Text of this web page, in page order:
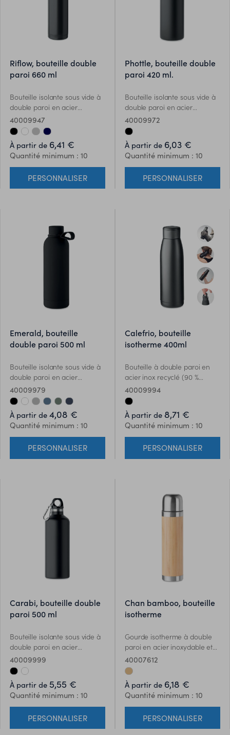
riflow, bouteille double
paroi 660 ml
Bouteille isolante sous vide à
double paroi en acier
inoxydable recyclé (90 %
d'acier inoxydable recyclé et
10 % d'acier inoxydable) avec
paille intégrée et poignée de
fermeture. Anti fuite . Capacité
: 660 ml.
40009947
À partir de 6,41 €
Quantité minimum : 10
PERSONNALISER
phottle, bouteille double
paroi 420 ml.
Bouteille isolante sous vide à
double paroi en acier
inoxydable recyclé (90 %
d'acier inoxydable recyclé et
10 % d'acier inoxydable) avec
couvercle en silicone
antidérapant pour téléphone
portable. Anti fuite. Capacité :
420 ml.
40009972
À partir de 6,03 €
Quantité minimum : 10
PERSONNALISER
emerald, bouteille
double paroi 500 ml
Bouteille isolante sous vide à
double paroi en acier
inoxydable recyclé (90 %
d'acier inoxydable recyclé et
10 % d'acier inoxydable) avec
finition en caoutchouc et
poignée en silicone. Anti fuite.
Capacité : 500 ml.
40009979
À partir de 4,08 €
Quantité minimum : 10
PERSONNALISER
calefrio, bouteille
isotherme 400ml
Bouteille à double paroi en
acier inox recyclé (90 %
d'acier inox recyclé et 10 %
d'acier inox) avec couvercle
souple en silicone. Agiter la
bouteille pour que la
température de la surface se
réchauffe ou se refroidisse, en
fonction du liquide contenu.
400ml. Anti fuite
40009994
À partir de 8,71 €
Quantité minimum : 10
PERSONNALISER
carabi, bouteille double
paroi 500 ml
Bouteille isolante sous vide à
double paroi en acier
inoxydable recyclé (90 %
d'acier inoxrecyclé et 10 %
d'acier inox) avec couvercle à
poignée mousqueton. Le
mousqueton n'est pas destiné
à l'escalade (usage non
professionnel). Anti fuite.
Capacité : 500 ml.
40009999
À partir de 5,55 €
Quantité minimum : 10
PERSONNALISER
chan bamboo, bouteille
isotherme
Gourde isotherme à double
paroi en acier inoxydable et
en bambou. Capacité 400 ml.
Le bambou est un produit
naturel, et présente de
légères variations de couleur,
de décoration et de tailles.
Anti fuite.
40007612
À partir de 6,18 €
Quantité minimum : 10
PERSONNALISER